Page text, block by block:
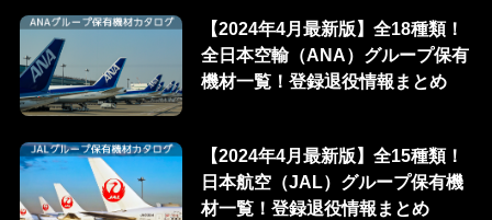
【2024年4月最新版】全18種類！
全日本空輸（ANA）グループ保有
機材一覧！登録退役情報まとめ
【2024年4月最新版】全15種類！
日本航空（JAL）グループ保有機
材一覧！登録退役情報まとめ